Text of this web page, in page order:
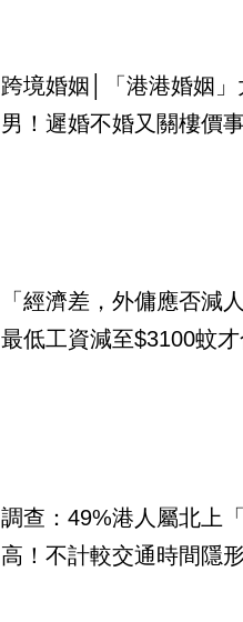
跨境婚姻│「港港婚姻
男！遲婚不婚又關樓價
「經濟差，外傭應否減
最低工資減至$3100蚊
調查：49%港人屬北上
高！不計較交通時間隱